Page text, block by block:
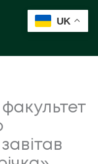
факультет
UK